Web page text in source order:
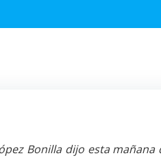
Bonilla dijo esta